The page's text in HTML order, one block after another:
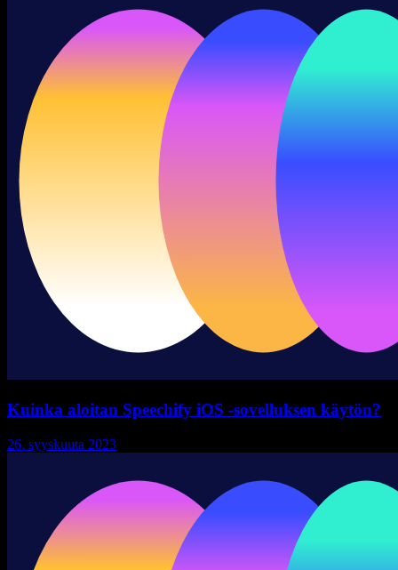
Kuinka aloitan Speechify iOS -sovelluksen käytön?
26. syyskuuta 2023